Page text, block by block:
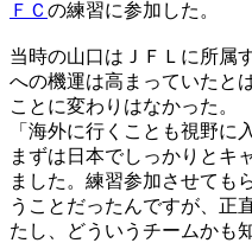
ＦＣ の練習に参加した。
当時の山口はＪＦＬに所属
への機運は高まっていたと
ことに変わりはなかった。
「海外に行くことも視野に
まずは日本でしっかりとキ
ました。練習参加させても
うことだったんですが、正
たし、どういうチームかも